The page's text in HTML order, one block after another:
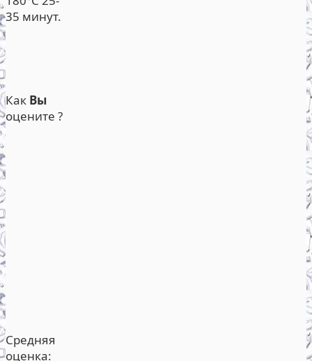
35 минут.
Как Вы
оцените ?
Средняя
оценка: